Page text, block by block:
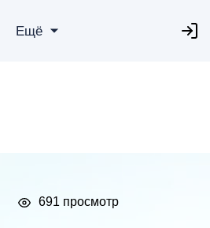
Ещё
691 просмотр